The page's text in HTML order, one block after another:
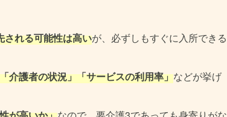
される可能性は高いが、必ずしもすぐに入所できる
介護者の状況」「サービスの利用率」などが挙げ